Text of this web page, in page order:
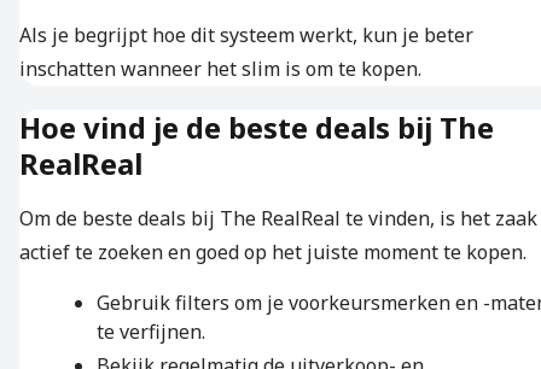
Als je begrijpt hoe dit systeem werkt, kun je beter
inschatten wanneer het slim is om te kopen.
Hoe vind je de beste deals bij The
RealReal
Om de beste deals bij The RealReal te vinden, is het zaak
actief te zoeken en goed op het juiste moment te kopen.
Gebruik filters om je voorkeursmerken en -
te verfijnen.